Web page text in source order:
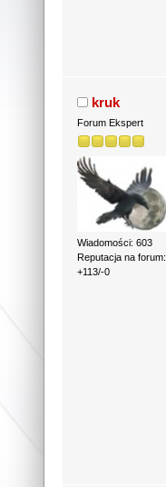
kruk
Forum Ekspert
Wiadomości: 603
Reputacja na forum:
+113/-0